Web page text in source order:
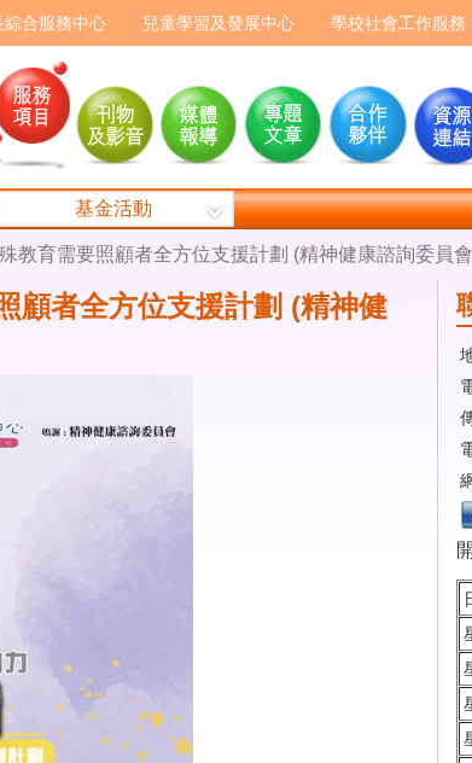
綜合服務中心 兒童學習及發展中心 學校社會工作服務
基金活動
教育需要照顧者全方位支援計劃 (精神健康諮詢委員
顧者全方位支援計劃 (精神健